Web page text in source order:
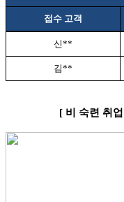
접수 고객
신**
김**
[ 비 숙련 취